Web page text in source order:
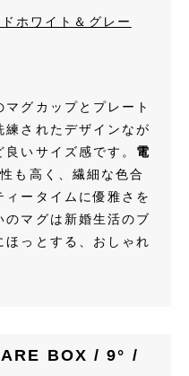
ホワイト＆グレー
グカップとプレート
されたデザインなが
いサイズ感です。 電
も高く、繊細な色合
ータイムに優雅さを
のマグは新婚生活のブ
っとする、おしゃれ
BOX / 9° /